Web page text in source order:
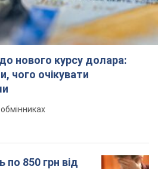
нового курсу долара:
чого очікувати
по 850 грн від